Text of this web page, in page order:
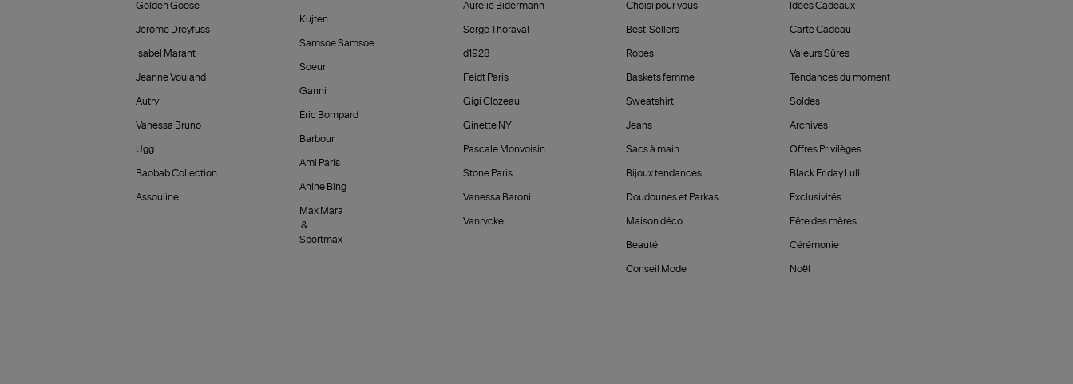
Golden Goose
Jérôme Dreyfuss
Isabel Marant
Jeanne Vouland
Autry
Vanessa Bruno
Ugg
Baobab Collection
Assouline
Kujten
Samsoe Samsoe
Soeur
Ganni
Éric Bompard
Barbour
Ami Paris
Anine Bing
Max Mara
&
Sportmax
Aurélie Bidermann
Serge Thoraval
d1928
Feidt Paris
Gigi Clozeau
Ginette NY
Pascale Monvoisin
Stone Paris
Vanessa Baroni
Vanrycke
Choisi pour vous
Best-Sellers
Robes
Baskets femme
Sweatshirt
Jeans
Sacs à main
Bijoux tendances
Doudounes et Parkas
Maison déco
Beauté
Conseil Mode
Idées Cadeaux
Carte Cadeau
Valeurs Sûres
Tendances du moment
Soldes
Archives
Offres Privilèges
Black Friday Lulli
Exclusivités
Fête des mères
Cérémonie
Noël